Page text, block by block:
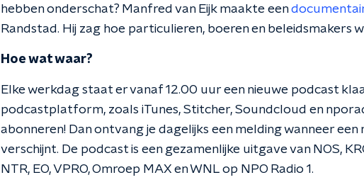
hebben onderschat? Manfred van Eijk maakte een
Randstad. Hij zag hoe particulieren, boeren en beleidsmakers
Hoe wat waar?
Elke werkdag staat er vanaf 12.00 uur een nieuwe podcast
podcastplatform, zoals iTunes, Stitcher, Soundcloud en
abonneren! Dan ontvang je dagelijks een melding wanneer
verschijnt. De podcast is een gezamenlijke uitgave van NOS,
NTR, EO, VPRO, Omroep MAX en WNL op NPO Radio 1.